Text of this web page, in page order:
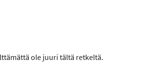
ole juuri tältä retkeltä.